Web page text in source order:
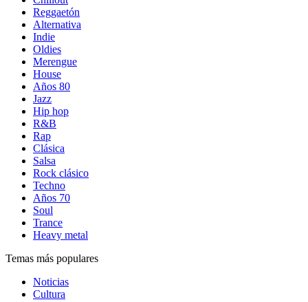
Reggaetón
Alternativa
Indie
Oldies
Merengue
House
Años 80
Jazz
Hip hop
R&B
Rap
Clásica
Salsa
Rock clásico
Techno
Años 70
Soul
Trance
Heavy metal
Temas más populares
Noticias
Cultura